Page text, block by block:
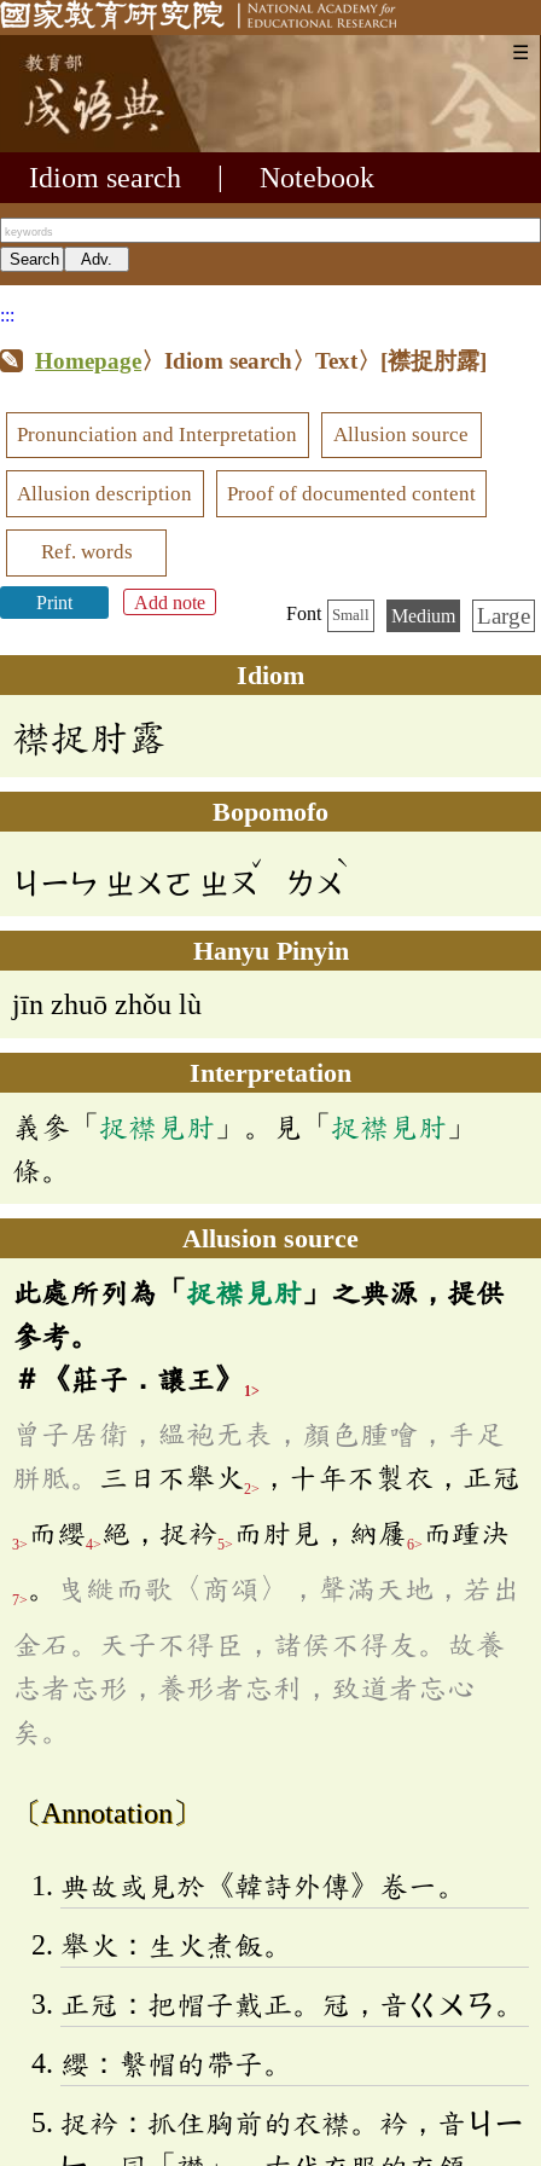
☰
Idiom search Notebook
:::
Homepage〉Idiom search〉Text〉 [襟捉肘露]
Pronunciation and Interpretation Allusion source
Allusion description Proof of documented content
Ref. words
Print Add note
Font Small Medium Large
Idiom
襟捉肘露
Bopomofo
ㄐㄧㄣ ㄓㄨㄛ ㄓㄡ
ˇ
ㄌㄨ
ˋ
Hanyu Pinyin
jīn zhuō zhǒu lù
Interpretation
義參「 捉襟見肘 」。見「 捉襟見肘 」
條。
Allusion source
此處所列為「 捉襟見肘 」之典源，提供
參考。
＃《莊子．讓王》
1>
曾子居衛，縕袍无表，顏色腫噲，手足
胼胝。 三日不舉火 2> ，十年不製衣，正冠
3> 而纓4> 絕，捉衿5> 而肘見，納屨6> 而踵決
7> 。
曳縰而歌〈商頌〉，聲滿天地，若出
金石。天子不得臣，諸侯不得友。故養
志者忘形，養形者忘利，致道者忘心
矣。
〔Annotation〕
典故或見於《韓詩外傳》卷一。
舉火：生火煮飯。
正冠：把帽子戴正。冠，音ㄍㄨㄢ。
纓：繫帽的帶子。
捉衿：抓住胸前的衣襟。衿，音 ㄐㄧ